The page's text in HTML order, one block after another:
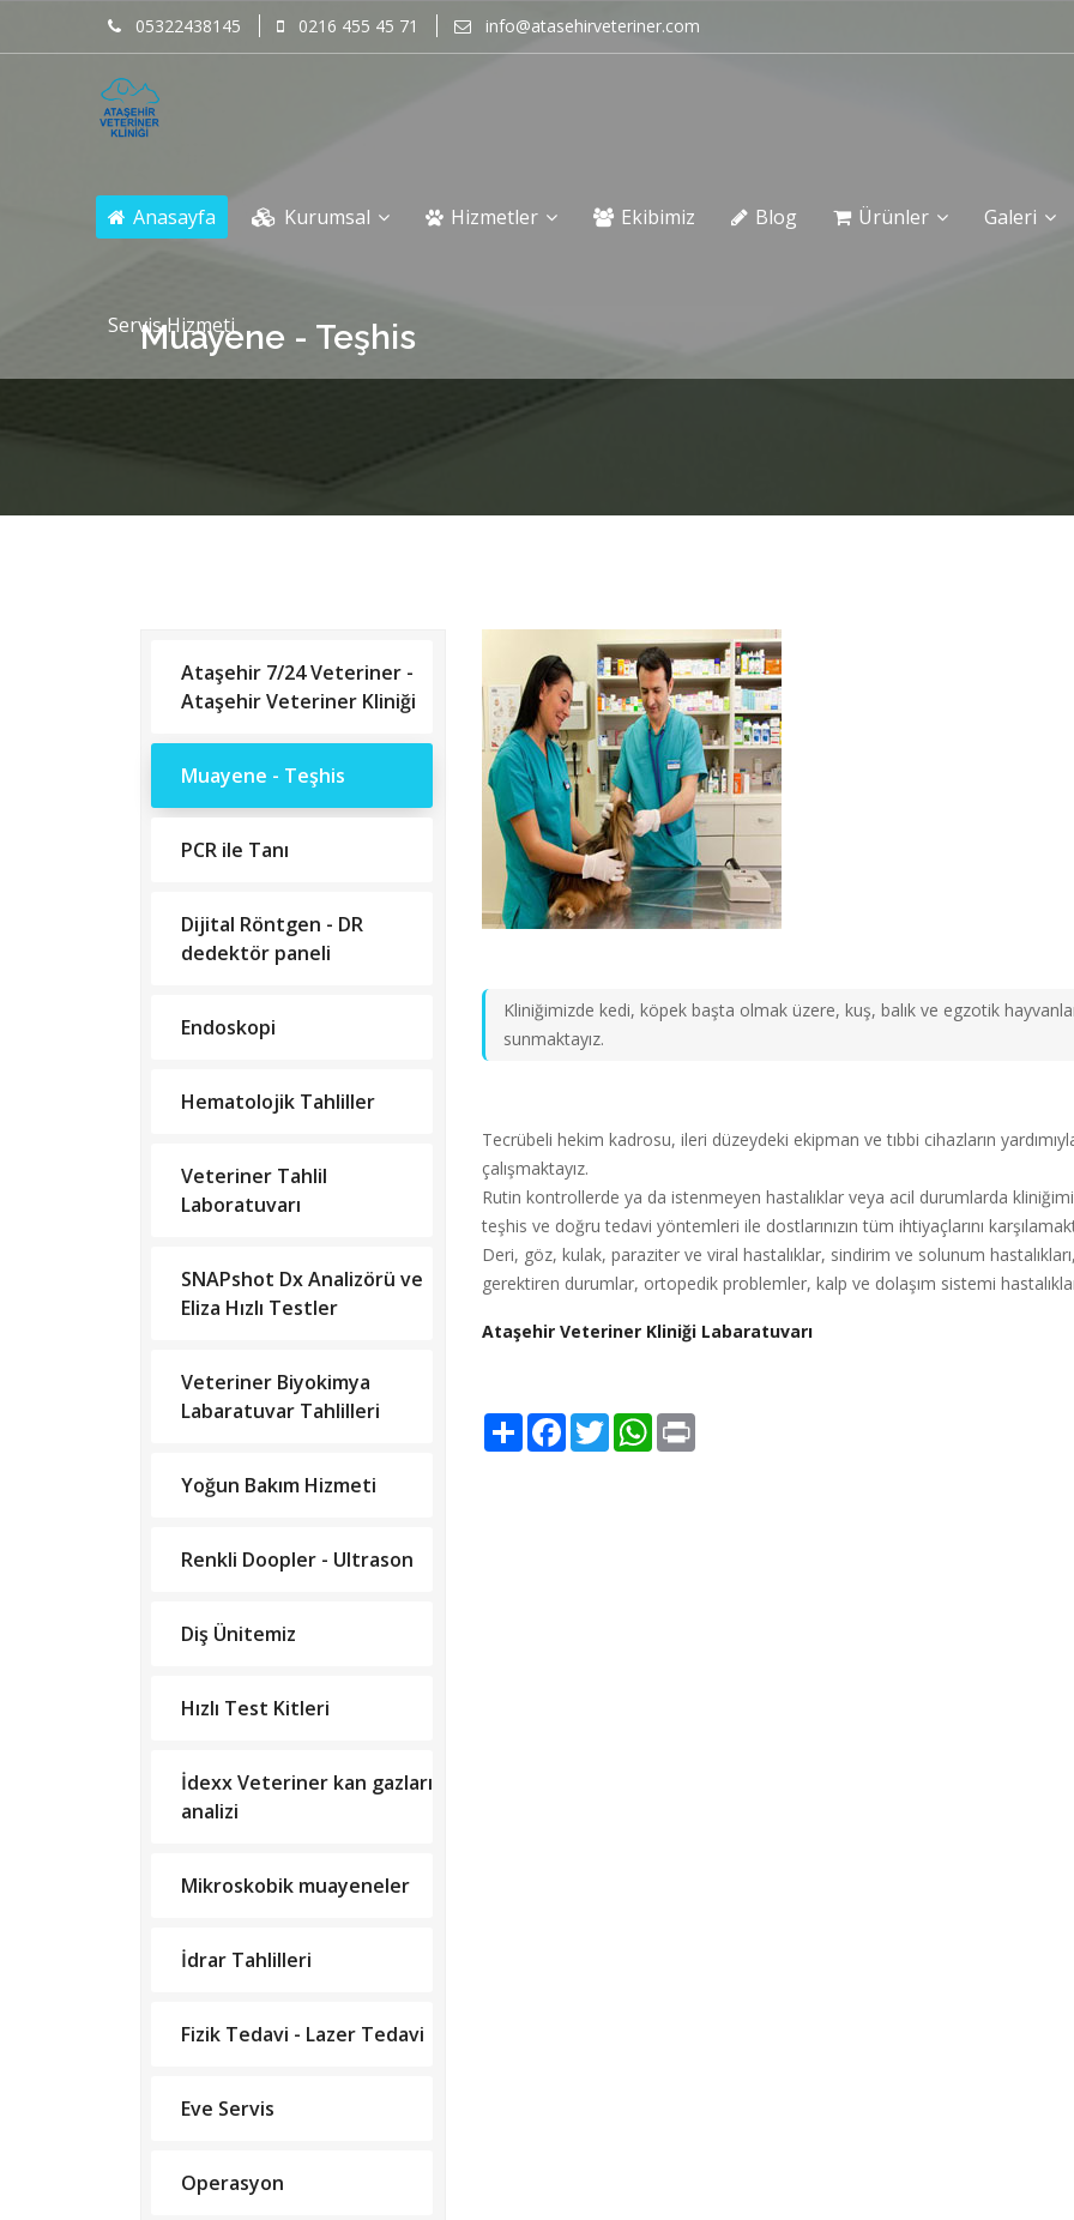
05322438145 0216 455 45 71 info@atasehirveteriner.com
Anasayfa Kurumsal Hizmetler Ekibimiz Blog Ürünler Galeri
Servis Hizmeti
Muayene - Teşhis
Ataşehir 7/24 Veteriner -
Ataşehir Veteriner Kliniği
Muayene - Teşhis
PCR ile Tanı
Dijital Röntgen - DR
dedektör paneli
Endoskopi
Hematolojik Tahliller
Veteriner Tahlil
Laboratuvarı
SNAPshot Dx Analizörü ve
Eliza Hızlı Testler
Veteriner Biyokimya
Labaratuvar Tahlilleri
Yoğun Bakım Hizmeti
Renkli Doopler - Ultrason
Diş Ünitemiz
Hızlı Test Kitleri
İdexx Veteriner kan gazları
analizi
Mikroskobik muayeneler
İdrar Tahlilleri
Fizik Tedavi - Lazer Tedavi
Eve Servis
Operasyon
Kliniğimizde kedi, köpek başta olmak üzere, kuş, balık ve egzotik
sunmaktayız.
Tecrübeli hekim kadrosu, ileri düzeydeki ekipman ve tıbbi cihazların
çalışmaktayız.
Rutin kontrollerde ya da istenmeyen hastalıklar veya acil durumlarda
teşhis ve doğru tedavi yöntemleri ile dostlarınızın tüm ihtiyaçlarını
Deri, göz, kulak, paraziter ve viral hastalıklar, sindirim ve solunum
gerektiren durumlar, ortopedik problemler, kalp ve dolaşım sistemi
Ataşehir Veteriner Kliniği Labaratuvarı
Share Facebook
TwitterWhatsApp